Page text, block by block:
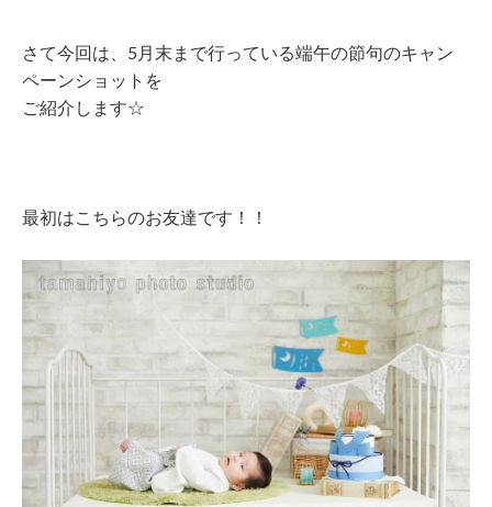
さて今回は、5月末まで行っている端午の節句のキャン
ペーンショットを
ご紹介します☆
最初はこちらのお友達です！！